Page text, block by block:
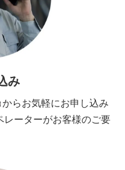
み
からお気軽にお申し込み
レーターがお客様のご要